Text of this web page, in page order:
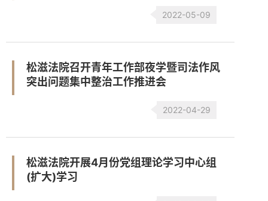
2022-05-09
松滋法院召开青年工作部夜学暨司法作风
突出问题集中整治工作推进会
2022-04-29
松滋法院开展4月份党组理论学习中心组
(扩大)学习